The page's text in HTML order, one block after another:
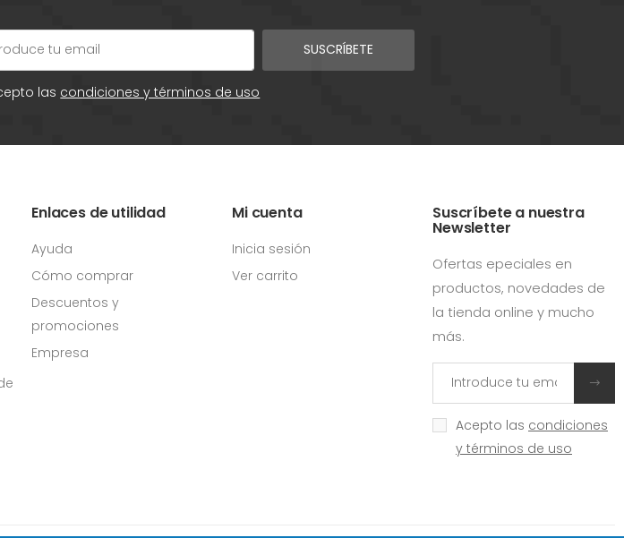
SUSCRÍBETE
las condiciones y términos de uso
Enlaces de utilidad
Ayuda
Cómo comprar
Descuentos y
promociones
Empresa
Mi cuenta
Inicia sesión
Ver carrito
Suscríbete a nuestra
Newsletter
Ofertas epeciales en
productos, novedades de
la tienda online y mucho
más.
Acepto las condiciones
y términos de uso